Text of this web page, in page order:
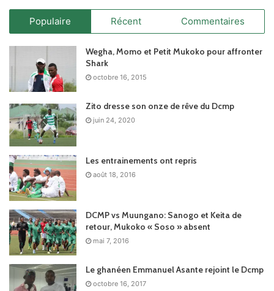
Populaire Récent Commentaires
Wegha, Momo et Petit Mukoko pour affronter
Shark
octobre 16, 2015
Zito dresse son onze de rêve du Dcmp
juin 24, 2020
Les entrainements ont repris
août 18, 2016
DCMP vs Muungano: Sanogo et Keita de
retour, Mukoko « Soso » absent
mai 7, 2016
Le ghanéen Emmanuel Asante rejoint le Dcmp
octobre 16, 2017